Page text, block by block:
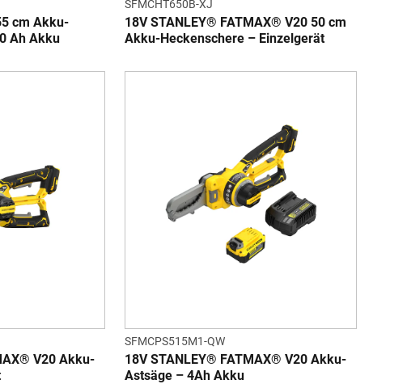
cm Akku-
Ah Akku
SFMCHT650B-XJ
18V STANLEY® FATMAX® V20 50 cm
Akku-Heckenschere – Einzelgerät
V20 Akku-
SFMCPS515M1-QW
18V STANLEY® FATMAX® V20 Akku-
Astsäge – 4Ah Akku